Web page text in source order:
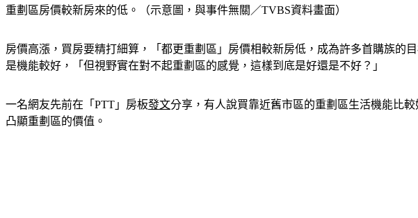
重劃區房價較新房來的低。（示意圖，與事件無關／TVBS資料畫面）
房價高漲，買房要精打細算，「都更重劃區」房價相較新房低，成為許多首購族
是機能較好，「但視野實在對不起重劃區的感覺，這樣到底是好還是不好？」
一名網友先前在「PTT」房板發文分享，有人說買靠近舊市區的重劃區生活機能比
凸顯重劃區的價值。